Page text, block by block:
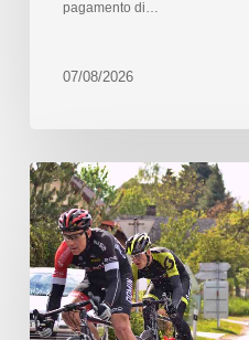
pagamento di…
07/08/2026